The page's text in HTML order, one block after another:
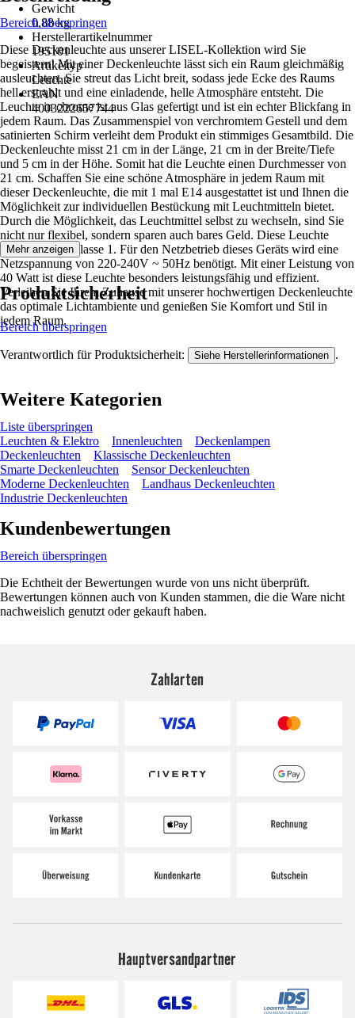
Gewicht
0,88 kg
Herstellerartikelnummer
195101
Artikeltyp
Leuchte
EAN
4003222657744
Bereich überspringen
Diese Deckenleuchte aus unserer LISEL-Kollektion wird Sie
begeistern! Mit einer Deckenleuchte lässt sich ein Raum gleichmäßig
ausleuchten. Sie streut das Licht breit, sodass jede Ecke des Raums
hell erstrahlt und eine einladende, helle Atmosphäre entsteht. Die
Leuchte in chrome ist aus Glas gefertigt und ist ein echter Blickfang in
jedem Raum. Das Zusammenspiel von verchromtem Gestell und dem
satinierten Schirm verleiht dem Produkt ein stimmiges Gesamtbild. Die
Deckenleuchte misst 21 cm in der Länge, 21 cm in der Breite/Tiefe
und 5 cm in der Höhe. Somit hat die Leuchte einen Durchmesser von
21 cm. Schaffen Sie eine schöne Atmosphäre in jedem Raum mit
dieser Deckenleuchte, die mit 1 mal E14 ausgestattet ist und Ihnen die
Möglichkeit zur individuellen Bestückung mit Leuchtmitteln bietet.
Durch die Möglichkeit, das Leuchtmittel selbst zu wechseln, sind Sie
nicht nur flexibel, sondern sparen auch bares Geld. Diese Leuchte
entspricht der Klasse 1. Für den Netzbetrieb dieses Geräts wird eine
Netzspannung von 220-240V ~ 50Hz benötigt. Mit einer Leistung von
40 Watt ist diese Leuchte besonders leistungsfähig und effizient.
Verleihen Sie Ihrem Zuhause mit unserer hochwertigen Deckenleuchte
das optimale Lichtambiente und genießen Sie Komfort und Stil in
jedem Raum.
Mehr anzeigen
Produktsicherheit
Bereich überspringen
Verantwortlich für Produktsicherheit: Siehe Herstellerinformationen .
Weitere Kategorien
Liste überspringen
Leuchten & Elektro
Innenleuchten
Deckenlampen
Deckenleuchten
Klassische Deckenleuchten
Smarte Deckenleuchten
Sensor Deckenleuchten
Moderne Deckenleuchten
Landhaus Deckenleuchten
Industrie Deckenleuchten
Kundenbewertungen
Bereich überspringen
Die Echtheit der Bewertungen wurde von uns nicht überprüft.
Bewertungen können auch von Kunden stammen, die die Ware nicht
nachweislich genutzt oder gekauft haben.
Zahlarten
Hauptversandpartner